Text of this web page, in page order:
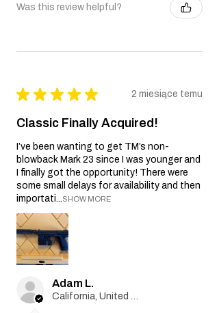
Was this review helpful?
★ ★ ★ ★ ★ 2 miesiące temu
Classic Finally Acquired!
I’ve been wanting to get TM’s non-
blowback Mark 23 since I was younger and
I finally got the opportunity! There were
some small delays for availability and then
importati...SHOW MORE
Adam L.